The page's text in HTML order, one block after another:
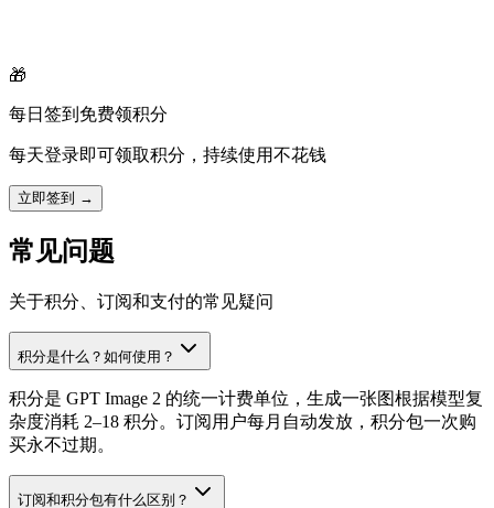
🎁
每日签到免费领积分
每天登录即可领取积分，持续使用不花钱
立即签到 →
常见问题
关于积分、订阅和支付的常见疑问
积分是什么？如何使用？
积分是 GPT Image 2 的统一计费单位，生成一张图根据模型复
杂度消耗 2–18 积分。订阅用户每月自动发放，积分包一次购
买永不过期。
订阅和积分包有什么区别？